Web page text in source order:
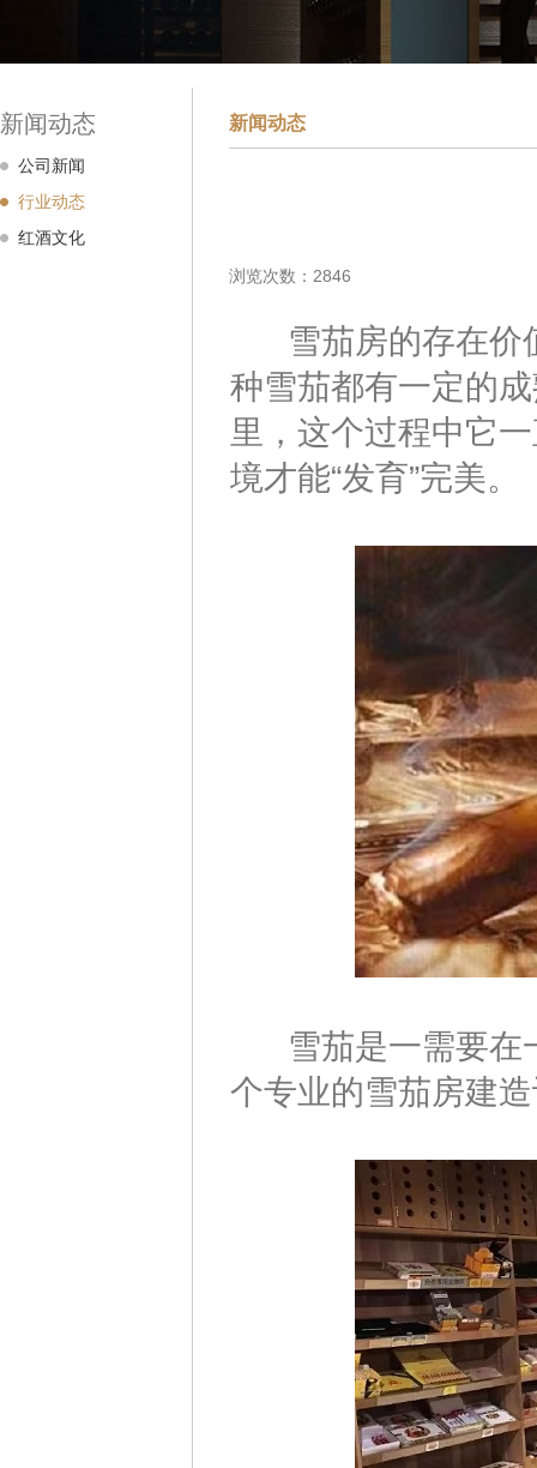
新闻动态
公司新闻
行业动态
红酒文化
新闻动态
浏览次数：2846
雪茄房的存在价
种雪茄都有一定的
里，这个过程中它
境才能“发育”完美。
雪茄是一需要在
个专业的雪茄房建